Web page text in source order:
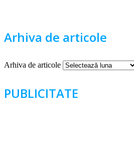
Arhiva de articole
Arhiva de articole
PUBLICITATE